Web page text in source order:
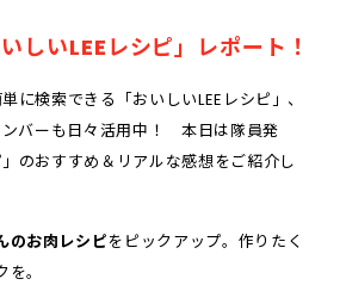
しいLEEレシピ」レポート！
に検索できる「おいしいLEEレシピ」、
バーも日々活用中！ 本日は隊員発
」のおすすめ＆リアルな感想をご紹介し
のお肉レシピをピックアップ。作りたく
。